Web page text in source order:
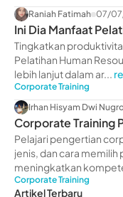
Raniah Fatimah 07/
Ini Dia Manfaat
Perusahaan
Tingkatkan
Pelatihan Human
lebih lanjut dalam ar...
Corporate Training
Irhan Hisyam Dwi
Corporate Training
Manfaat
Pelajari pengertian
jenis, dan cara
meningkatkan
Corporate Training
Artikel Terbaru